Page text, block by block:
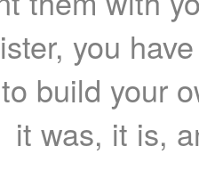
you
build your
it was, it is,